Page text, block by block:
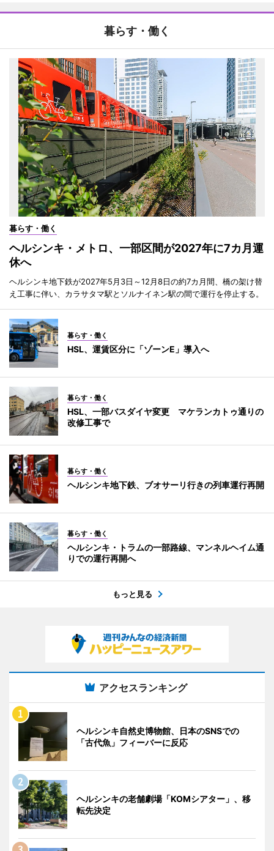
暮らす・働く
暮らす・働く
ヘルシンキ・メトロ、一部区間が2027年に7カ月運
休へ
ヘルシンキ地下鉄が2027年5月3日～12月8日の約7カ月間、橋の架け替
え工事に伴い、カラサタマ駅とソルナイネン駅の間で運行を停止する。
暮らす・働く
HSL、運賃区分に「ゾーンE」導入へ
暮らす・働く
HSL、一部バスダイヤ変更 マケランカトゥ通りの
改修工事で
暮らす・働く
ヘルシンキ地下鉄、ブオサーリ行きの列車運行再開
暮らす・働く
ヘルシンキ・トラムの一部路線、マンネルヘイム通
りでの運行再開へ
もっと見る
アクセスランキング
ヘルシンキ自然史博物館、日本のSNSでの
「古代魚」フィーバーに反応
ヘルシンキの老舗劇場「KOMシアター」、移
転先決定